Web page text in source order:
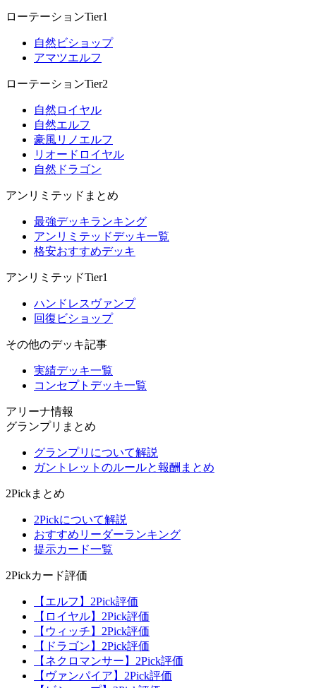
ローテーションTier1
自然ビショップ
アマツエルフ
ローテーションTier2
自然ロイヤル
自然エルフ
豪風リノエルフ
リオードロイヤル
自然ドラゴン
アンリミテッドまとめ
最強デッキランキング
アンリミテッドデッキ一覧
格安おすすめデッキ
アンリミテッドTier1
ハンドレスヴァンプ
回復ビショップ
その他のデッキ記事
実績デッキ一覧
コンセプトデッキ一覧
アリーナ情報
グランプリまとめ
グランプリについて解説
ガントレットのルールと報酬まとめ
2Pickまとめ
2Pickについて解説
おすすめリーダーランキング
提示カード一覧
2Pickカード評価
【エルフ】2Pick評価
【ロイヤル】2Pick評価
【ウィッチ】2Pick評価
【ドラゴン】2Pick評価
【ネクロマンサー】2Pick評価
【ヴァンパイア】2Pick評価